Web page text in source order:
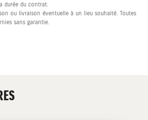
durée du contrat.
ou livraison éventuelle à un lieu souhaité. Toutes
sans garantie.